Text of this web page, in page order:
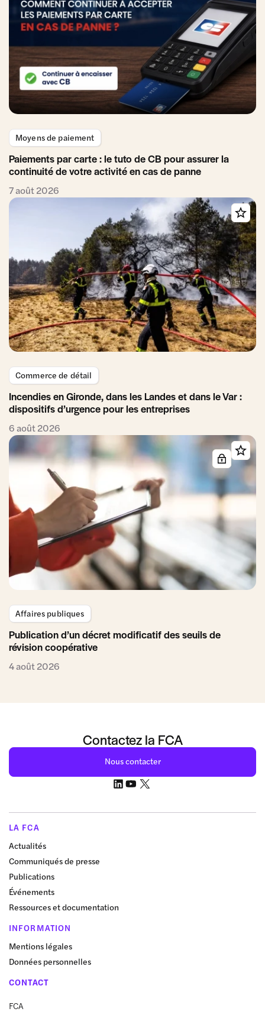
Moyens de paiement
Paiements par carte : le tuto de CB pour assurer la
continuité de votre activité en cas de panne
7 août 2026
Commerce de détail
Incendies en Gironde, dans les Landes et dans le Var :
dispositifs d’urgence pour les entreprises
6 août 2026
Affaires publiques
Publication d’un décret modificatif des seuils de
révision coopérative
4 août 2026
Contactez la FCA
Nous contacter
LA FCA
Actualités
Communiqués de presse
Publications
Événements
Ressources et documentation
INFORMATION
Mentions légales
Données personnelles
CONTACT
FCA